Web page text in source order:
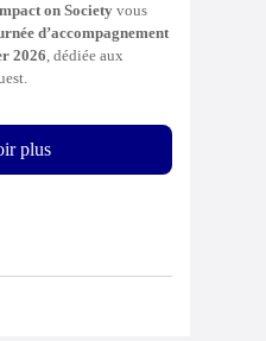
on Society vous
d’accompagnement
2026, dédiée aux
plus